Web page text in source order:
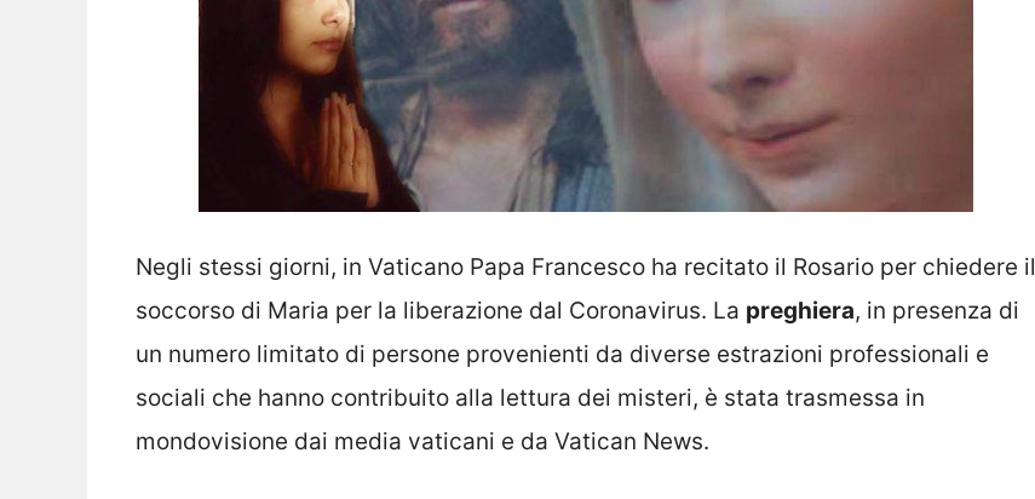
Negli stessi giorni, in Vaticano Papa Francesco ha recitato il Rosario per chiedere il
soccorso di Maria per la liberazione dal Coronavirus. La preghiera, in presenza di
un numero limitato di persone provenienti da diverse estrazioni professionali e
sociali che hanno contribuito alla lettura dei misteri, è stata trasmessa in
mondovisione dai media vaticani e da Vatican News.